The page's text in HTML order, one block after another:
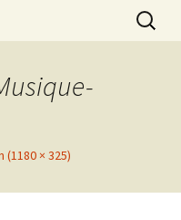
Radio
la musique
× 325)